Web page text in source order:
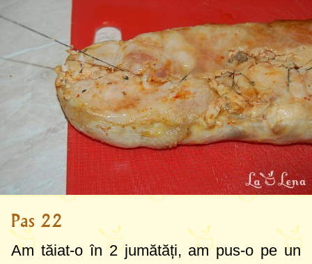
Pas 22
Am tăiat-o în 2 jumătăți, am pus-o pe un